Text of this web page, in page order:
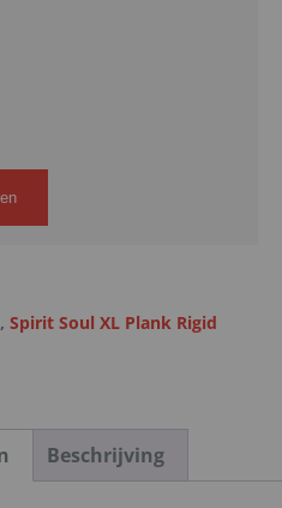
, Spirit Soul XL Plank Rigid
Beschrijving